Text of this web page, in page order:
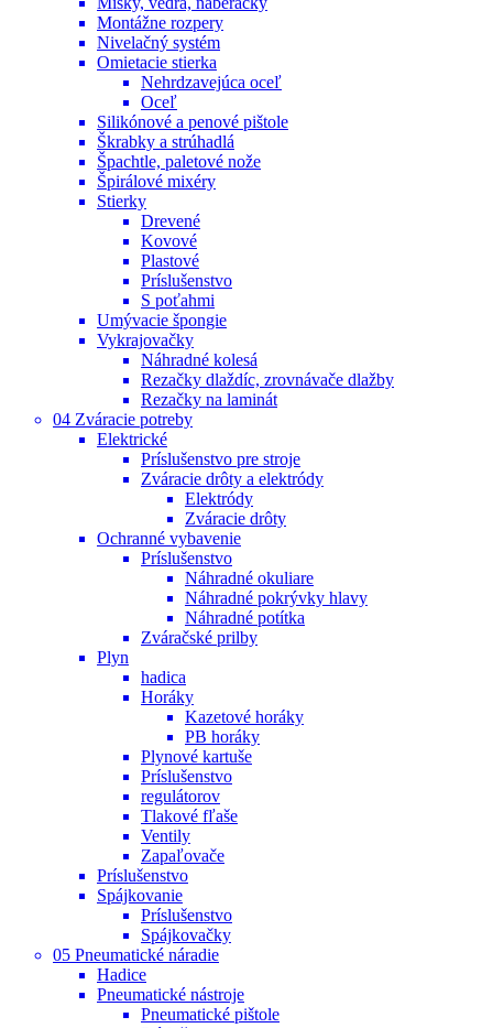
Montážne rozpery
Nivelačný systém
Omietacie stierka
Nehrdzavejúca oceľ
Oceľ
Silikónové a penové pištole
Škrabky a strúhadlá
Špachtle, paletové nože
Špirálové mixéry
Stierky
Drevené
Kovové
Plastové
Príslušenstvo
S poťahmi
Umývacie špongie
Vykrajovačky
Náhradné kolesá
Rezačky dlaždíc, zrovnávače dlažby
Rezačky na laminát
04 Zváracie potreby
Elektrické
Príslušenstvo pre stroje
Zváracie drôty a elektródy
Elektródy
Zváracie drôty
Ochranné vybavenie
Príslušenstvo
Náhradné okuliare
Náhradné pokrývky hlavy
Náhradné potítka
Zváračské prilby
Plyn
hadica
Horáky
Kazetové horáky
PB horáky
Plynové kartuše
Príslušenstvo
regulátorov
Tlakové fľaše
Ventily
Zapaľovače
Príslušenstvo
Spájkovanie
Príslušenstvo
Spájkovačky
05 Pneumatické náradie
Hadice
Pneumatické nástroje
Pneumatické pištole